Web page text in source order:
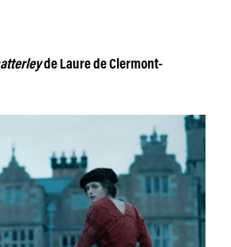
de Laure de Clermont-